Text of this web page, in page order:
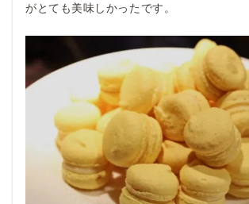
がとても美味しかったです。